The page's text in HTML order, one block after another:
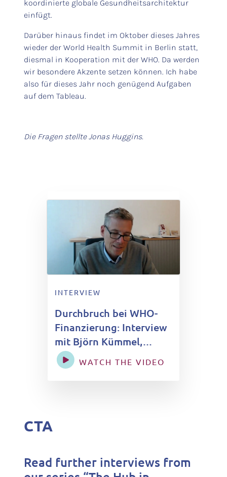
koordinierte globale Gesundheitsarchitektur
einfügt.
Darüber hinaus findet im Oktober dieses Jahres
wieder der World Health Summit in Berlin statt,
diesmal in Kooperation mit der WHO. Da werden
wir besondere Akzente setzen können. Ich habe
also für dieses Jahr noch genügend Aufgaben
auf dem Tableau.
Die Fragen stellte Jonas Huggins.
INTERVIEW
Durchbruch bei WHO-
Finanzierung: Interview
mit Björn Kümmel,
Bundesgesundheitsministerium
WATCH THE VIDEO
CTA
Read further interviews from